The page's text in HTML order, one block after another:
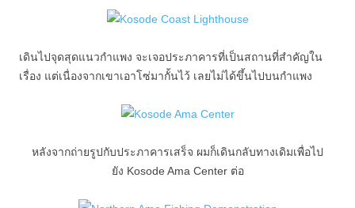
เดินไปจุดสุดแนวกำแพง จะเจอประภาคารที่เป็นสถานที่สำคัญใน
เรื่อง แต่เนื่องจากเขาเอาโซ่มากั้นไว้ เลยไม่ได้ขึ้นไปบนกำแพง
หลังจากถ่ายรูปกับประภาคารเสร็จ ผมก็เดินกลับทางเดิมเพื่อไป
ยัง Kosode Ama Center ต่อ